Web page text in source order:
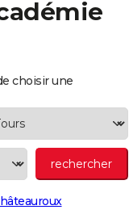
choisir une